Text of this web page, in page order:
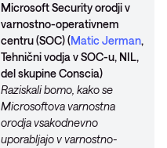
Microsoft Security orodji v
varnostno-operativnem
centru (SOC) (Matic Jerman,
Tehnični vodja v SOC-u, NIL,
del skupine Conscia)
Raziskali bomo, kako se
Microsoftova varnostna
orodja vsakodnevno
uporabljajo v varnostno-